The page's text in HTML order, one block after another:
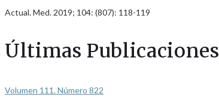
Actual. Med. 2019; 104: (807): 118-119
Últimas Publicaciones
Volumen 111. Número 822